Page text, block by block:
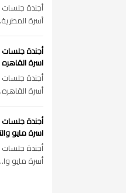
أسرة
اسرة
أسرة
اسرة مايو
أسرة مايو